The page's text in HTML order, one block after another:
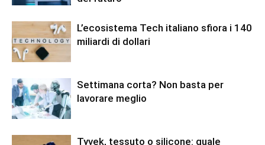
L’ecosistema Tech italiano sfiora i 140
miliardi di dollari
Settimana corta? Non basta per
lavorare meglio
Tyvek, tessuto o silicone: quale